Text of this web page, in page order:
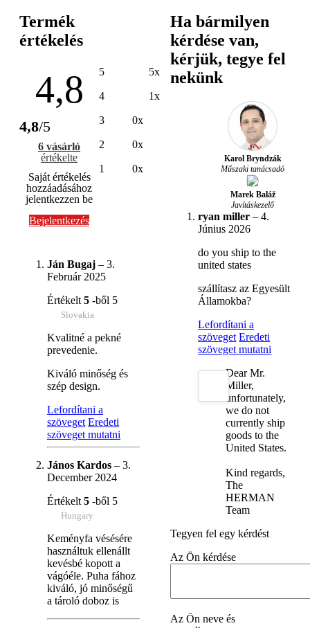
Termék
értékelés
4,8
4,8/5
6 vásárló
értékelte
Saját értékelés
hozzáadásához
jelentkezzen be
Bejelentkezés
5 5x
4 1x
3 0x
2 0x
1 0x
Ján Bugaj – 3.
Február 2025
Értékelt 5 -ből 5
Slovakia
Kvalitné a pekné
prevedenie.
Kiváló minőség és
szép design.
Lefordítani a
szöveget Eredeti
szöveget mutatni
János Kardos – 3.
December 2024
Értékelt 5 -ből 5
Hungary
Keményfa vésésére
használtuk ellenállt
kevésbé kopott a
vágóéle. Puha fához
kiváló, jó minőségű
a tároló doboz is
Ha bármilyen
kérdése van,
kérjük, tegye fel
nekünk
Karol Bryndzák
Műszaki tanácsadó
Marek Baláž
Javításkezelő
ryan miller – 4.
Június 2026
do you ship to the
united states
szállítasz az Egyesült
Államokba?
Lefordítani a
szöveget Eredeti
szöveget mutatni
Dear Mr.
Miller,
unfortunately,
we do not
currently ship
goods to the
United States.
Kind regards,
The
HERMAN
Team
Tegyen fel egy kérdést
Az Ön kérdése
Az Ön neve és